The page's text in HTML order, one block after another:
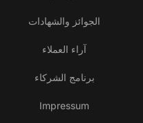
الجوائز والشهادات
آراء العملاء
برنامج الشركاء
Impressum